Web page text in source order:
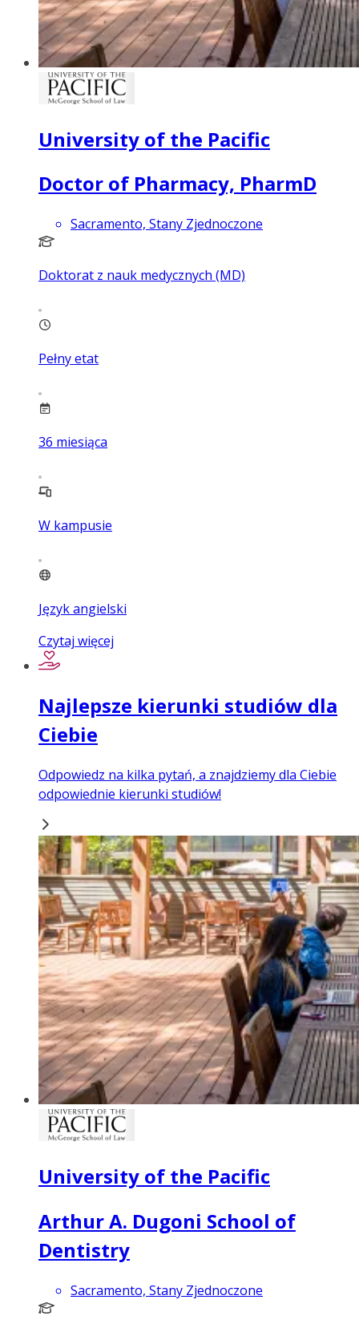
University of the Pacific
Doctor of Pharmacy, PharmD
Sacramento, Stany Zjednoczone
Doktorat z nauk medycznych (MD)
Pełny etat
36 miesiąca
W kampusie
Język angielski
Czytaj więcej
Najlepsze kierunki studiów dla
Ciebie
Odpowiedz na kilka pytań, a znajdziemy dla Ciebie
odpowiednie kierunki studiów!
University of the Pacific
Arthur A. Dugoni School of
Dentistry
Sacramento, Stany Zjednoczone